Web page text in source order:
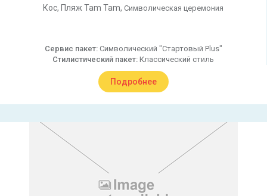
Кос, Пляж Tam Tam, Символическая церемония
Сервис пакет: Символический "Стартовый Plus"
Стилистический пакет: Классический стиль
Подробнее